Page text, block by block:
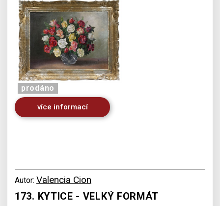
prodáno
více informací
Autor: Valencia Cion
173. KYTICE - VELKÝ FORMÁT